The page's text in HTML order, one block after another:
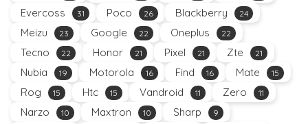
Evercoss 31 Poco 26 Blackberry 24
Meizu 23 Google 22 Oneplus 22
Tecno 22 Honor 21 Pixel 21 Zte 21
Nubia 19 Motorola 16 Find 16 Mate 15
Rog 15 Htc 15 Vandroid 11 Zero 11
Narzo 10 Maxtron 10 Sharp 9